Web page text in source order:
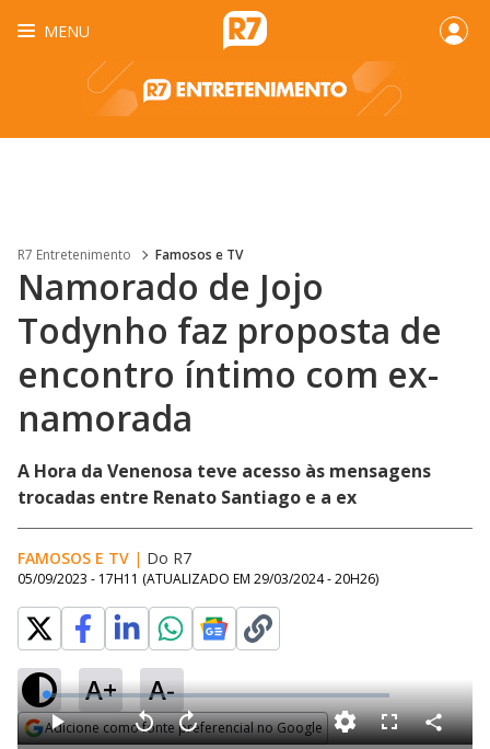
MENU
R7 Entretenimento Famosos e TV
Namorado de Jojo
Todynho faz proposta de
encontro íntimo com ex-
namorada
A Hora da Venenosa teve acesso às mensagens
trocadas entre Renato Santiago e a ex
FAMOSOS E TV | Do R7
05/09/2023 - 17H11 (ATUALIZADO EM 29/03/2024 - 20H26)
A+ A-
Adicione como fonte preferencial no Google
P V A
L
o
a
d
e F C